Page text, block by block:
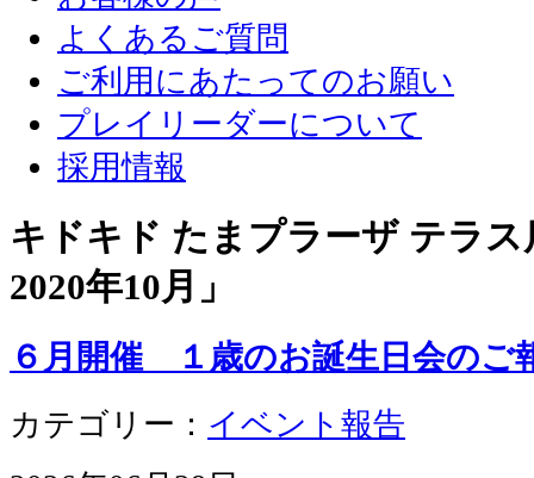
よくあるご質問
ご利用にあたってのお願い
プレイリーダーについて
採用情報
キドキド たまプラーザ テラ
2020年10月 」
６月開催 １歳のお誕生日会のご
カテゴリー： イベント報告